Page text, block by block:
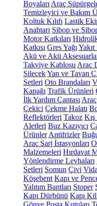
Boyaları Araç
Temizleyici ve Bakım
Koltuk Kılıfı Lastik
Anahtarı Sibop ve
Motor Katkıları
Katkısı Gres Yağı Yakıt
Akü ve Akü
Takviye Kablosu Araç
SilecekYan ve Tavan
Setleri Oto Brandaları
Kapağı Trafik Ürünleri
İlk Yardım Çantası
Çekici Çekme Halatı
Reflektörleri Takoz
Aletleri Buz Kazıyıcı
Ürünler Antifrizler
Araç Şarj İstasyonları
Malzemeleri Hırdavat
Yönlendirme Levhaları
Setleri Somun Çivi
Köşebent Kapı ve
Yalıtım Bantları Stoper
Kapı Dürbünü Kapı
Gönye Posta Kutuları